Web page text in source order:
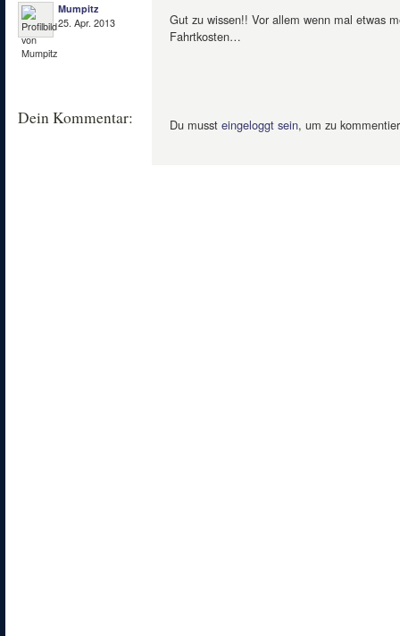
Mumpitz
25. Apr. 2013
Gut zu wissen!! Vor allem wenn mal etwas
Fahrtkosten…
Dein Kommentar: Du musst eingeloggt sein, um zu